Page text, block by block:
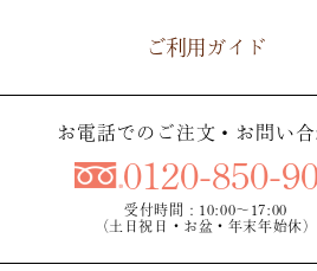
ご利用ガイド
お電話でのご注文・お問い
0120-850-
受付時間：10:00～17:00
（土日祝日・お盆・年末年始休）